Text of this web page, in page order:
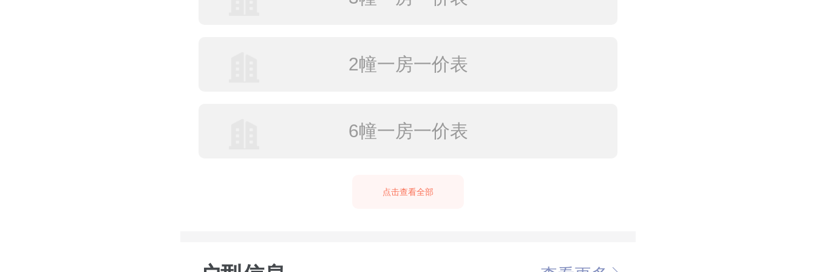
2幢一房一价表
6幢一房一价表
点击查看全部